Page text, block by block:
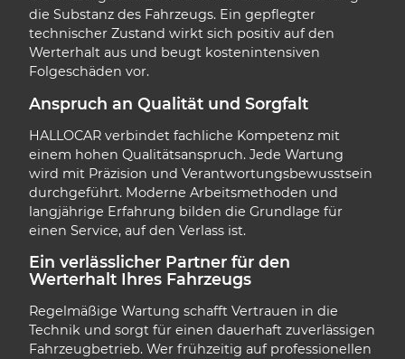
die Substanz des Fahrzeugs. Ein gepflegter
technischer Zustand wirkt sich positiv auf den
Werterhalt aus und beugt kostenintensiven
Folgeschäden vor.
Anspruch an Qualität und Sorgfalt
HALLOCAR verbindet fachliche Kompetenz mit
einem hohen Qualitätsanspruch. Jede Wartung
wird mit Präzision und Verantwortungsbewusstsein
durchgeführt. Moderne Arbeitsmethoden und
langjährige Erfahrung bilden die Grundlage für
einen Service, auf den Verlass ist.
Ein verlässlicher Partner für den
Werterhalt Ihres Fahrzeugs
Regelmäßige Wartung schafft Vertrauen in die
Technik und sorgt für einen dauerhaft zuverlässigen
Fahrzeugbetrieb. Wer frühzeitig auf professionellen